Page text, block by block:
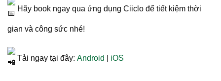
Hãy book ngay qua ứng dụng Ciiclo để tiết kiệm thời
gian và công sức nhé!
Tải ngay tại đây: Android iOS